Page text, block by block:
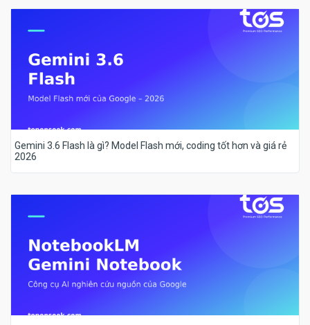
Gemini 3.6 Flash là gì? Model Flash mới, coding tốt hơn và giá rẻ
2026